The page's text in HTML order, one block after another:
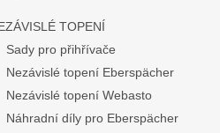
TOPENÍ
Sady pro přihřívače
Nezávislé topení Eberspächer
Nezávislé topení Webasto
Náhradní díly pro Eberspächer